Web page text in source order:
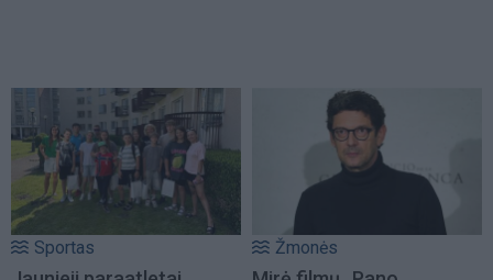
Sportas Žmonės